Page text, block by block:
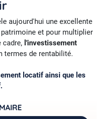
aujourd'hui une excellente
et pour multiplier
cadre, l'investissement
termes de rentabilité.
locatif ainsi que les